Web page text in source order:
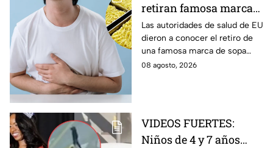
retiran famosa marca
de sopa INSTANTÁNEA
por peligroso
ingrediente
Las autoridades de salud de EU
dieron a conocer el retiro de
una famosa marca de sopa
instantánea japonesa por
08 agosto, 2026
VIDEOS FUERTES:
Niños de 4 y 7 años